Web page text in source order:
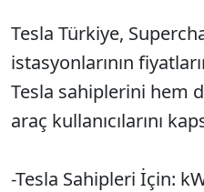
Tesla Türkiye,
istasyonlarının
Tesla sahiplerini hem
araç kullanıcılarını
-Tesla Sahipleri İçin: